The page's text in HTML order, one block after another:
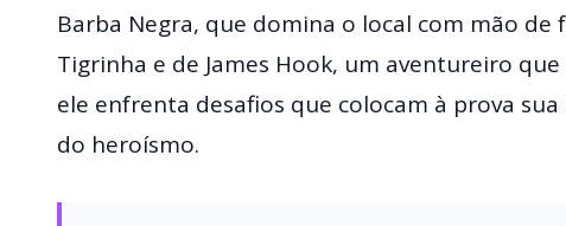
Barba Negra, que domina o local com mão de
Tigrinha e de James Hook, um aventureiro
ele enfrenta desafios que colocam à prova
do heroísmo.